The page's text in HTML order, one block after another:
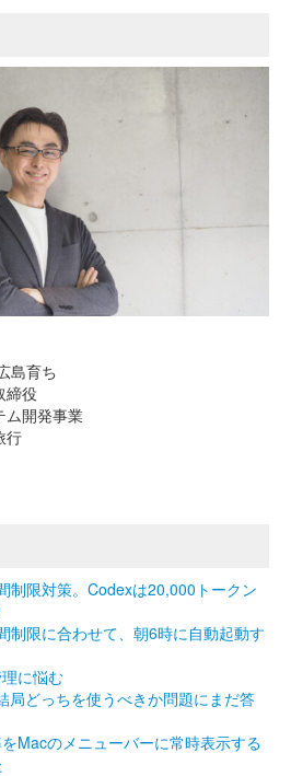
島育ち
締役
開発事業
行
制限対策。Codexは20,000トークン
制限に合わせて、朝6時に自動起動す
に悩む
局どっちを使うべきか問題にまだ答
Macのメニューバーに常時表示する